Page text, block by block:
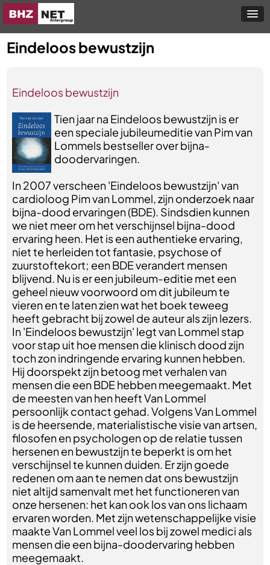
Eindeloos bewustzijn
Eindeloos bewustzijn
Tien jaar na Eindeloos bewustzijn is er
een speciale jubileumeditie van Pim van
Lommels bestseller over bijna-
doodervaringen.
In 2007 verscheen 'Eindeloos bewustzijn' van
cardioloog Pim van Lommel, zijn onderzoek naar
bijna-dood ervaringen (BDE). Sindsdien kunnen
we niet meer om het verschijnsel bijna-dood
ervaring heen. Het is een authentieke ervaring,
niet te herleiden tot fantasie, psychose of
zuurstoftekort; een BDE verandert mensen
blijvend. Nu is er een jubileum-editie met een
geheel nieuw voorwoord om dit jubileum te
vieren en te laten zien wat het boek teweeg
heeft gebracht bij zowel de auteur als zijn lezers.
In 'Eindeloos bewustzijn' legt van Lommel stap
voor stap uit hoe mensen die klinisch dood zijn
toch zon indringende ervaring kunnen hebben.
Hij doorspekt zijn betoog met verhalen van
mensen die een BDE hebben meegemaakt. Met
de meesten van hen heeft Van Lommel
persoonlijk contact gehad. Volgens Van Lommel
is de heersende, materialistische visie van artsen,
filosofen en psychologen op de relatie tussen
hersenen en bewustzijn te beperkt is om het
verschijnsel te kunnen duiden. Er zijn goede
redenen om aan te nemen dat ons bewustzijn
niet altijd samenvalt met het functioneren van
onze hersenen: het kan ook los van ons lichaam
ervaren worden. Met zijn wetenschappelijke visie
maakte Van Lommel veel los bij zowel medici als
mensen die een bijna-doodervaring hebben
meegemaakt.